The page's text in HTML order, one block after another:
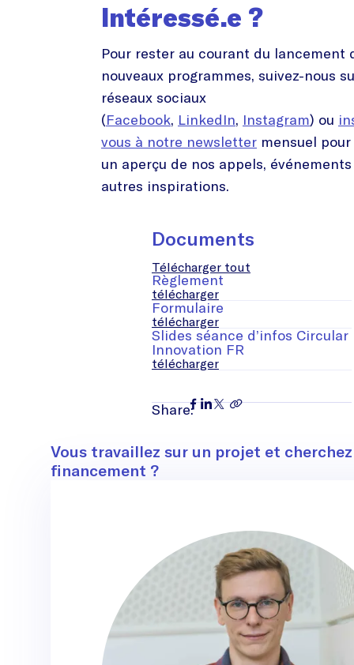
Intéressé.e ?
Pour rester au courant du lancement
nouveaux programmes, suivez-nous
réseaux sociaux
(Facebook, LinkedIn, Instagram) ou
vous à notre newsletter mensuel
un aperçu de nos appels,
autres inspirations.
Documents
Télécharger tout
Règlement
télécharger
Formulaire
télécharger
Slides séance d’infos Circular
Innovation FR
télécharger
Share:
Vous travaillez sur un projet et
financement ?
Contact